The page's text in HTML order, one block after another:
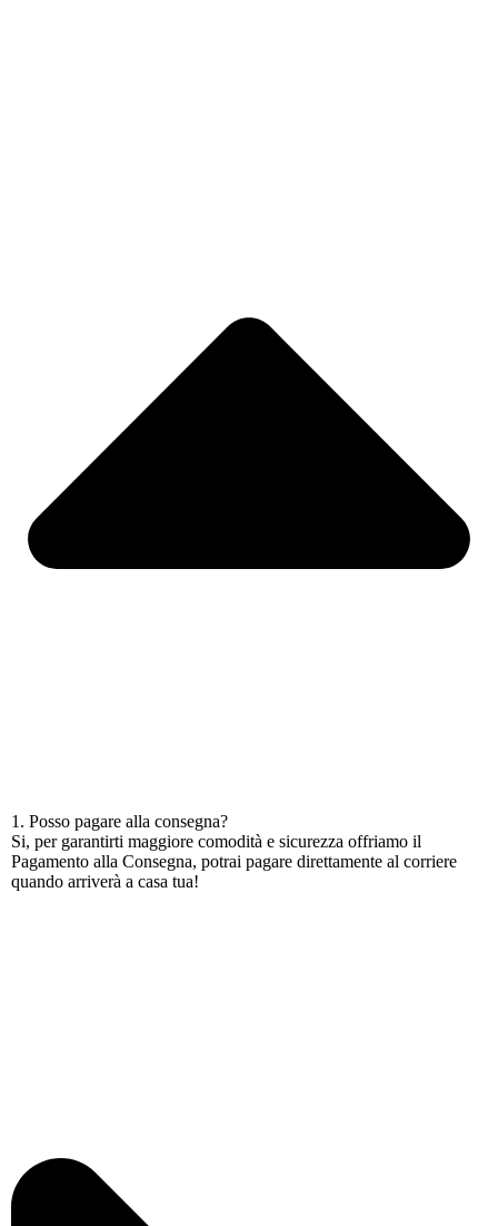
1. Posso pagare alla consegna?
Si, per garantirti maggiore comodità e sicurezza offriamo il
Pagamento alla Consegna, potrai pagare direttamente al corriere
quando arriverà a casa tua!